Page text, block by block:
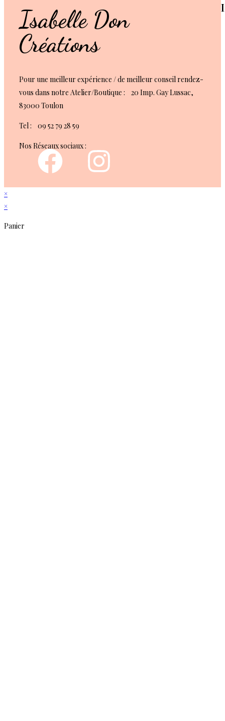
Isabelle Don
Créations
Pour une meilleur expérience / de meilleur conseil rendez-
vous dans notre Atelier/Boutique : 20 Imp. Gay Lussac,
83000 Toulon
Tel : 09 52 79 28 59
Nos Réseaux sociaux :
×
×
Panier